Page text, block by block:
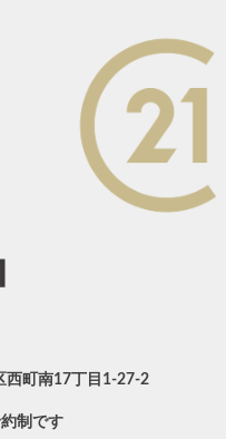
西町南17丁目1-27-2
制です